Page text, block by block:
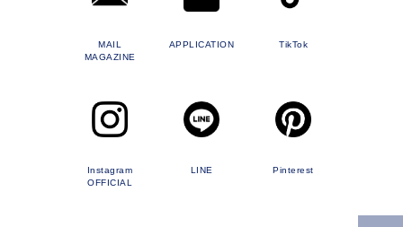
MAIL
MAGAZINE
APPLICATION TikTok
Instagram
OFFICIAL
LINE Pinterest